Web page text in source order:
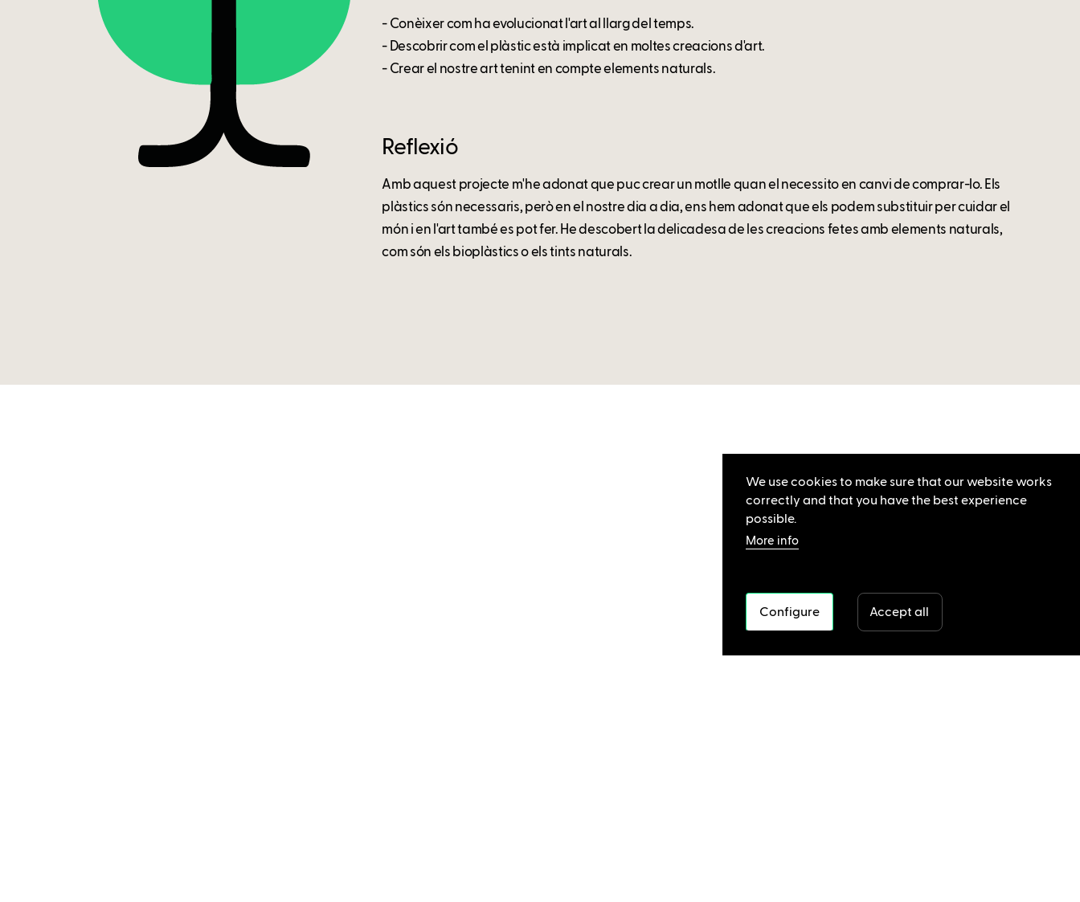
- Conèixer com ha evolucionat l'art al llarg del temps.
- Descobrir com el plàstic està implicat en moltes creacions d'art.
- Crear el nostre art tenint en compte elements naturals.
Reflexió
Amb aquest projecte m'he adonat que puc crear un motlle quan el necessito en canvi de comprar-lo. Els
plàstics són necessaris, però en el nostre dia a dia, ens hem adonat que els podem substituir per cuidar el
món i en l'art també es pot fer. He descobert la delicadesa de les creacions fetes amb elements naturals,
com són els bioplàstics o els tints naturals.
We use cookies to make sure that our website works
correctly and that you have the best experience
possible.
More info
Configure Accept all